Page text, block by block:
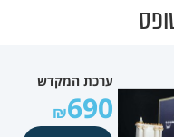
ערכת המקדש
690